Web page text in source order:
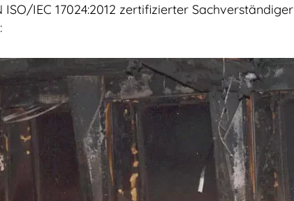
IEC 17024:2012 zertifizierter Sachverständiger